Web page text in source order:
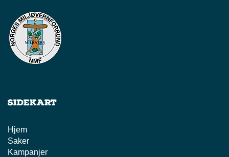
Sidekart
Hjem
Saker
Kampanjer